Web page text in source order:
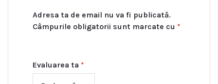
Adresa ta de email nu va fi publicată.
Câmpurile obligatorii sunt marcate cu *
Evaluarea ta *